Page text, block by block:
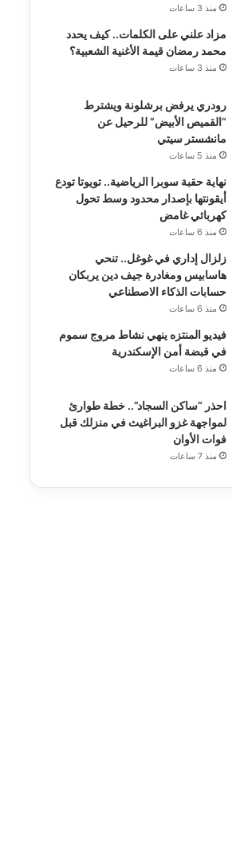
منذ 3 ساعات
مزاد علني على الكلمات.. كيف يحدد
محمد رمضان قيمة الأغنية الشعبية؟
منذ 3 ساعات
رودري يرفض برشلونة ويشترط
“القميص الأبيض” للرحيل عن
مانشستر سيتي
منذ 5 ساعات
نهاية حقبة سوبرا الرياضية.. تويوتا تودع
أيقونتها بإصدار محدود وسط تحول
كهربائي غامض
منذ 6 ساعات
زلزال إداري في غوغل.. تنحي
هاسابيس ومغادرة جيف دين يربكان
حسابات الذكاء الاصطناعي
منذ 6 ساعات
فيديو المنتزه ينهي نشاط مروج سموم
في قبضة أمن الإسكندرية
منذ 6 ساعات
احذر “ساكن السجاد”.. خطة طوارئ
لمواجهة غزو البراغيث في منزلك قبل
فوات الأوان
منذ 7 ساعات